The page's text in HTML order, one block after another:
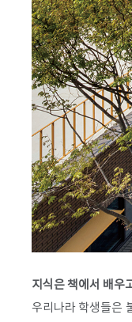
지식은 책에서 배우
우리나라 학생들은